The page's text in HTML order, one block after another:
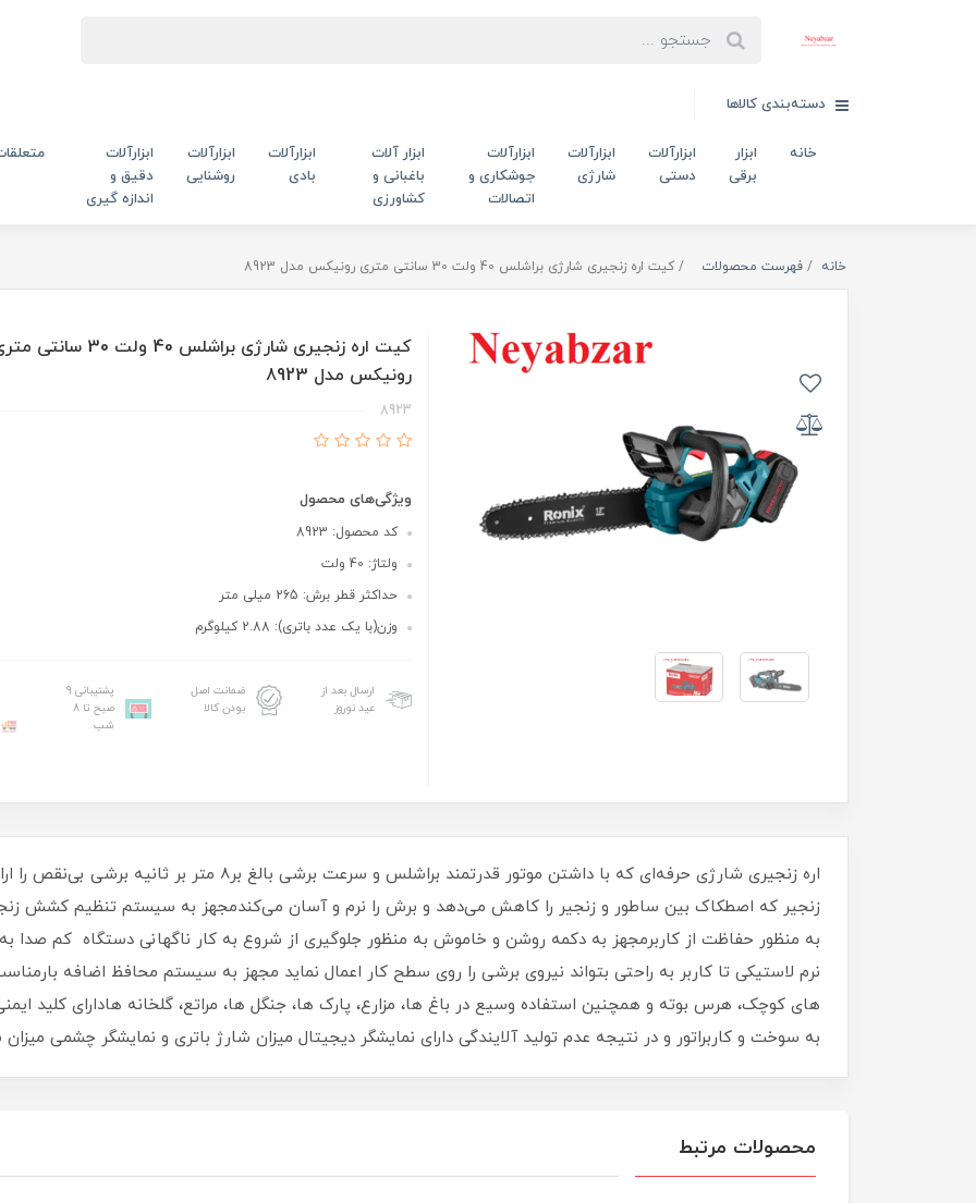
دسته‌بندی کالاها
خانه
ابزار
برقی
ابزارآلات
دستی
ابزارآلات
شارژی
ابزارآلات
جوشکاری و
اتصالات
ابزار آلات
باغبانی و
کشاورزی
ابزارآلات
بادی
ابزارآلات
روشنایی
ابزارآلات
دقیق و
اندازه گیری
خانه فهرست محصولات کیت اره زنجیری شارژی براشلس 40 ولت 30 سانتی متری رونیکس مدل 8923
کیت اره زنجیری شارژی براشلس 40 ولت 30
رونیکس مدل 8923
8923
ویژگی‌های محصول
کد محصول: 8923
ولتاژ: 40 ولت
حداکثر قطر برش: 265 میلی متر
وزن(با یک عدد باتری): 2.88 کیلوگرم
ارسال بعد از
عید نوروز
ضمانت اصل
بودن کالا
پشتیبانی 9
صبح تا 8
شب
اره زنجیری شارژی حرفه‌ای که با داشتن موتور قدرتمند براشلس
زنجیر که اصطکاک بین ساطور و زنجیر را کاهش می‌دهد و برش را نرم و آسان می‌کندمجهز به سیستم تنظیم کشش
به منظور حفاظت از کاربرمجهز به دکمه روشن و خاموش به منظور جلوگیری از شروع به کار ناگهانی دستگاه کم صدا
نرم لاستیکی تا کاربر به راحتی بتواند نیروی برشی را روی سطح کار اعمال نماید مجهز به سیستم محافظ اضافه
های کوچک، هرس بوته و همچنین استفاده وسیع در باغ ها، مزارع، پارک ها، جنگل ها، مراتع، گلخانه هادارای کلید
به سوخت و کاربراتور و در نتیجه عدم تولید آلایندگی دارای نمایشگر دیجیتال میزان شارژ باتری و نمایشگر چشمی
محصولات مرتبط